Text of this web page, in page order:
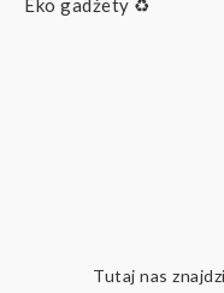
Eko gadżety ♻️
Tutaj nas